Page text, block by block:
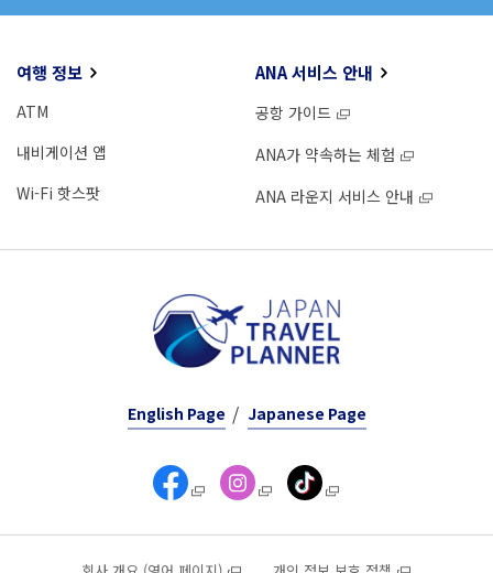
여행 정보
ATM
내비게이션 앱
Wi-Fi 핫스팟
ANA 서비스 안내
공항 가이드
ANA가 약속하는 체험
ANA 라운지 서비스 안내
English Page Japanese Page